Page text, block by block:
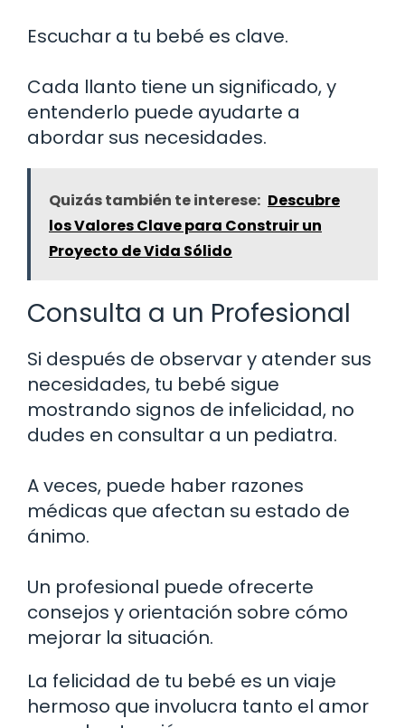
Escuchar a tu bebé es clave.
Cada llanto tiene un significado, y
entenderlo puede ayudarte a
abordar sus necesidades.
Quizás también te interese: Descubre
los Valores Clave para Construir un
Proyecto de Vida Sólido
Consulta a un Profesional
Si después de observar y atender sus
necesidades, tu bebé sigue
mostrando signos de infelicidad, no
dudes en consultar a un pediatra.
A veces, puede haber razones
médicas que afectan su estado de
ánimo.
Un profesional puede ofrecerte
consejos y orientación sobre cómo
mejorar la situación.
La felicidad de tu bebé es un viaje
hermoso que involucra tanto el amor